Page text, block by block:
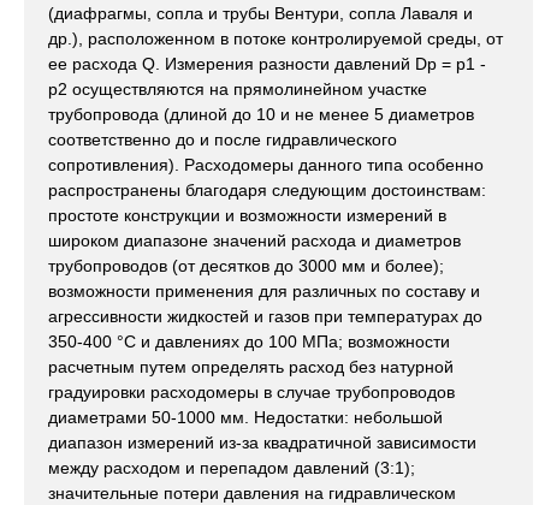
(диафрагмы, сопла и трубы Вентури, сопла Лаваля и
др.), расположенном в потоке контролируемой среды, от
ее расхода Q. Измерения разности давлений Dp = p1 -
p2 осуществляются на прямолинейном участке
трубопровода (длиной до 10 и не менее 5 диаметров
соответственно до и после гидравлического
сопротивления). Расходомеры данного типа особенно
распространены благодаря следующим достоинствам:
простоте конструкции и возможности измерений в
широком диапазоне значений расхода и диаметров
трубопроводов (от десятков до 3000 мм и более);
возможности применения для различных по составу и
агрессивности жидкостей и газов при температурах до
350-400 °С и давлениях до 100 МПа; возможности
расчетным путем определять расход без натурной
градуировки расходомеры в случае трубопроводов
диаметрами 50-1000 мм. Недостатки: небольшой
диапазон измерений из-за квадратичной зависимости
между расходом и перепадом давлений (3:1);
значительные потери давления на гидравлическом